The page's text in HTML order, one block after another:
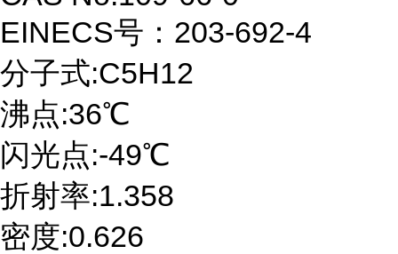
EINECS号：203-692-4
分子式:C5H12
沸点:36℃
闪光点:-49℃
折射率:1.358
密度:0.626